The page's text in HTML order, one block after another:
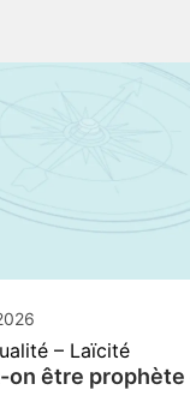
– Laïcité
on être prophète